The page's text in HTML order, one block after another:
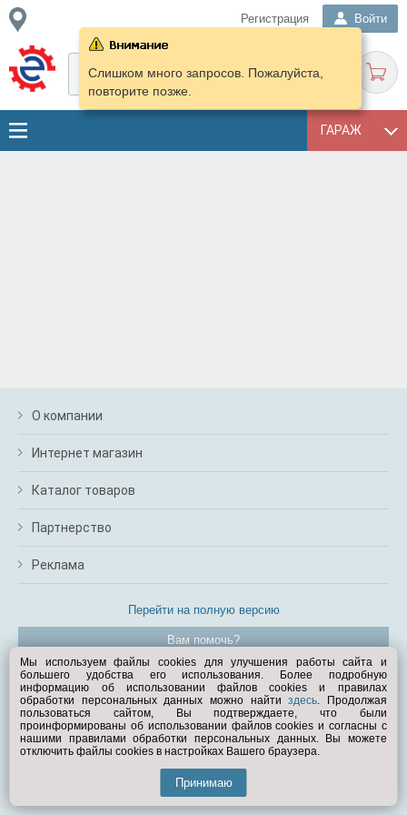
Регистрация Войти
ГАРАЖ
Слишком много запросов. Пожалуйста,
повторите позже.
О компании
Интернет магазин
Каталог товаров
Партнерство
Реклама
Перейти на полную версию
Вам помочь?
© Exist.ru 1998—2026
Мы используем файлы cookies для улучшения работы сайта и
большего удобства его использования. Более подробную
информацию об использовании файлов cookies и правилах
обработки персональных данных можно найтиздесь. Продолжая
пользоваться сайтом, Вы подтверждаете, что были
проинформированы об использовании файлов cookies и согласны с
нашими правилами обработки персональных данных. Вы можете
отключить файлы cookies в настройках Вашего браузера.
Принимаю